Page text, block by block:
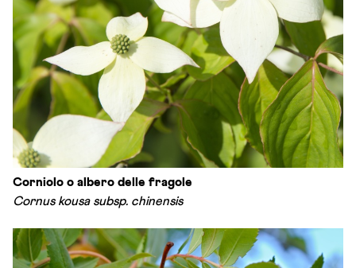
Corniolo o albero delle fragole
Cornus kousa subsp. chinensis